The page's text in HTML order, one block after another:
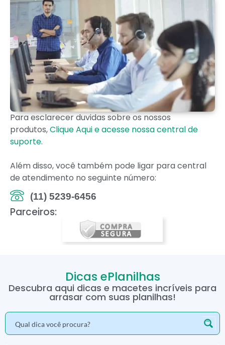
Para esclarecer duvidas sobre os nossos
produtos,Clique Aqui e acesse nossa central de
suporte.
Além disso, você também pode ligar para central
de atendimento no seguinte número:
(11) 5239-6456
Parceiros:
Dicas ePlanilhas
Descubra aqui dicas e macetes incríveis para
arrasar com suas planilhas!